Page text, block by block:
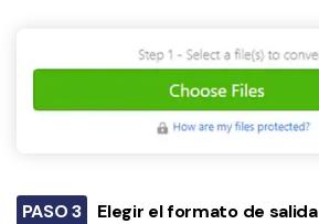
PASO 3 Elegir el formato de salida